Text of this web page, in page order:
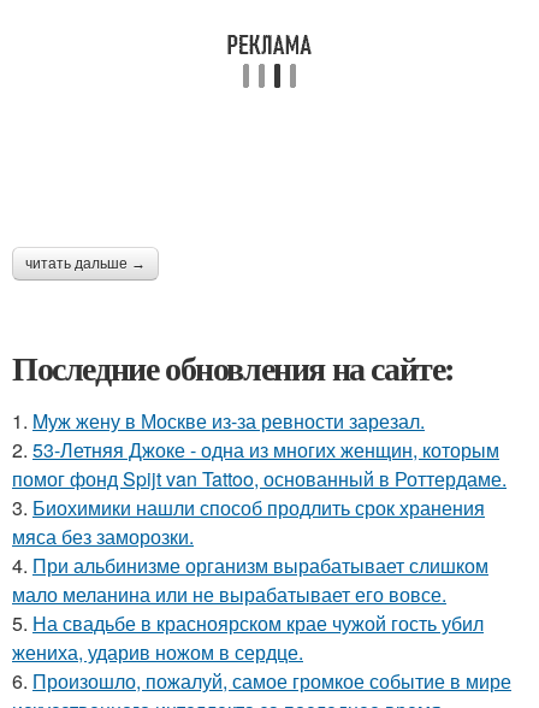
читать дальше →
Последние обновления на сайте:
1. Mуж жену в Москве из-за ревности зарезал.
2. 53-Летняя Джоке - одна из многих женщин, которым
помог фонд Spijt van Tattoo, основанный в Роттердаме.
3. Биохимики нашли способ продлить срок хранения
мяса без заморозки.
4. При альбинизме организм вырабатывает слишком
мало меланина или не вырабатывает его вовсе.
5. На свадьбе в красноярском крае чужой гость убил
жениха, ударив ножом в сердце.
6. Произошло, пожалуй, самое громкое событие в мире